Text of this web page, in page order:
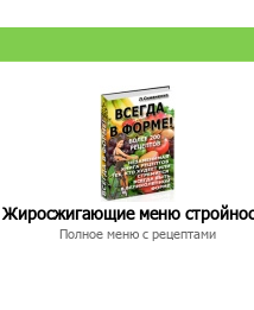
Жиросжигающие меню
Полное меню с рецептами